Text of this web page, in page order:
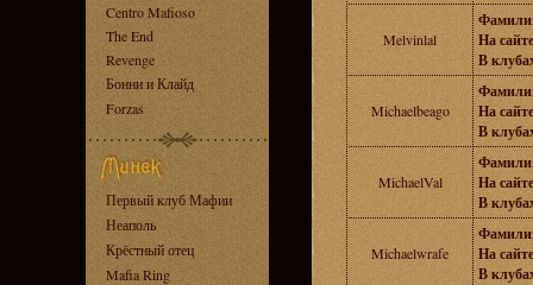
Centro Mafioso
The End
Revenge
Бонни и Клайд
Forzas
Первый клуб Мафии
Неаполь
Крёстный отец
Mafia Ring
Melvinlal
На
В
Michaelbeago
На
В
MichaelVal
На
В
Michaelwrafe
На
В